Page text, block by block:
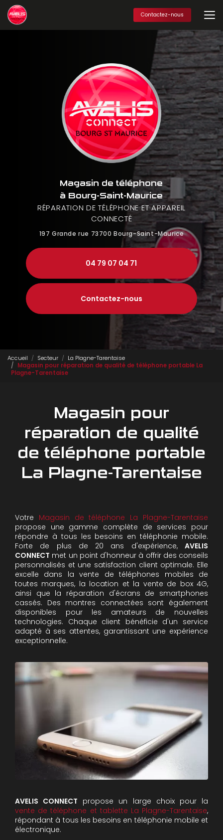
Aller
au
contenu
principal
Contactez-nous
Magasin de téléphone
à Bourg-Saint-Maurice
RÉPARATION DE TÉLÉPHONE ET APPAREIL
CONNECTÉ
197 Grande rue 73700 Bourg-Saint-Maurice
04 79 07 04 71
Contactez-nous
Accueil Secteur
La Plagne-Tarentaise
Magasin pour réparation de qualité de téléphone portable La
Plagne-Tarentaise
Magasin pour
réparation de qualité
de téléphone portable
La Plagne-Tarentaise
Votre Magasin de téléphone La Plagne-Tarentaise
propose une gamme complète de services pour
répondre à tous les besoins en téléphonie mobile.
Forte de plus de 20 ans d'expérience, AVELIS
CONNECT met un point d'honneur à offrir des conseils
personnalisés et une satisfaction client optimale. Elle
excelle dans la vente de téléphones mobiles de
toutes marques, la location et la vente de box 4G,
ainsi que la réparation d'écrans de smartphones
cassés. Des montres connectées sont également
disponibles pour les amateurs de nouvelles
technologies. Chaque client bénéficie d'un service
adapté à ses attentes, garantissant une expérience
exceptionnelle.
AVELIS CONNECT propose un large choix pour la
vente de téléphone et tablette La Plagne-Tarentaise,
répondant à tous les besoins en téléphonie mobile et
électronique.